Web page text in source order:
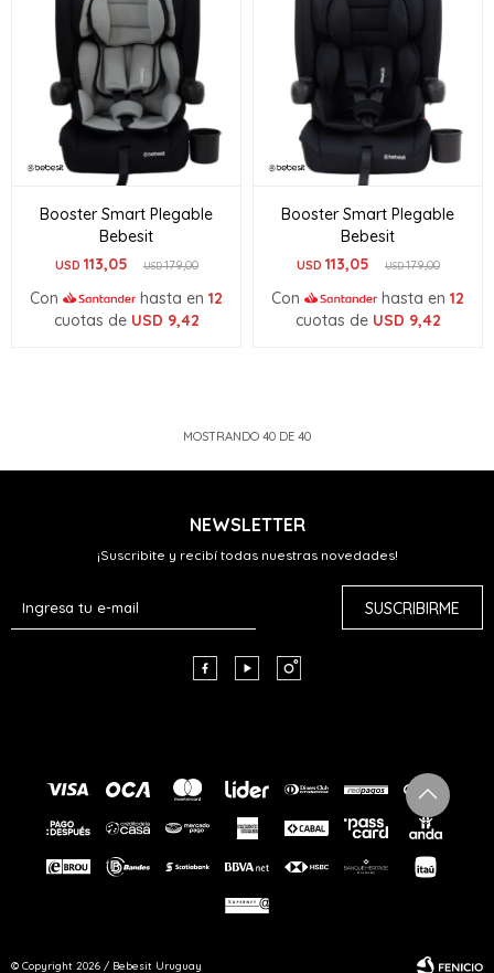
Booster Smart Plegable
Bebesit
USD 113,05 USD179,00
Con hasta en 12
cuotas de USD 9,42
Booster Smart Plegable
Bebesit
USD 113,05 USD179,00
Con hasta en 12
cuotas de USD 9,42
MOSTRANDO 40 DE 40
NEWSLETTER
¡Suscribite y recibí todas nuestras novedades!
SUSCRIBIRME
  
© Copyright 2026 / Bebesit Uruguay